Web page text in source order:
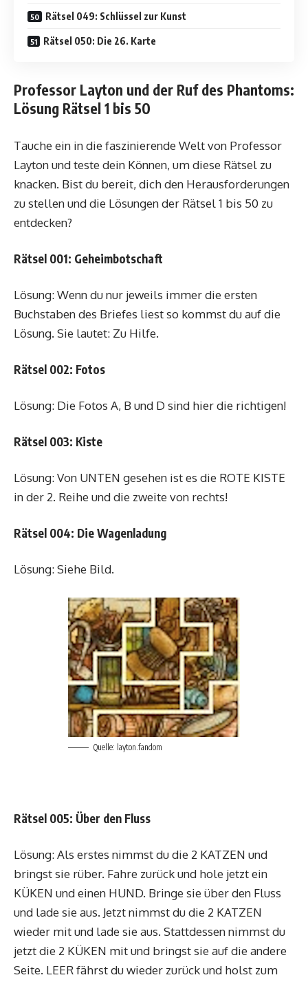
Rätsel 049: Schlüssel zur Kunst
Rätsel 050: Die 26. Karte
Professor Layton und der Ruf des Phantoms:
Lösung Rätsel 1 bis 50
Tauche ein in die faszinierende Welt von Professor
Layton und teste dein Können, um diese Rätsel zu
knacken. Bist du bereit, dich den Herausforderungen
zu stellen und die Lösungen der Rätsel 1 bis 50 zu
entdecken?
Rätsel 001: Geheimbotschaft
Lösung: Wenn du nur jeweils immer die ersten
Buchstaben des Briefes liest so kommst du auf die
Lösung. Sie lautet: Zu Hilfe.
Rätsel 002: Fotos
Lösung: Die Fotos A, B und D sind hier die richtigen!
Rätsel 003: Kiste
Lösung: Von UNTEN gesehen ist es die ROTE KISTE
in der 2. Reihe und die zweite von rechts!
Rätsel 004: Die Wagenladung
Lösung: Siehe Bild.
Quelle: layton.fandom
Rätsel 005: Über den Fluss
Lösung: Als erstes nimmst du die 2 KATZEN und
bringst sie rüber. Fahre zurück und hole jetzt ein
KÜKEN und einen HUND. Bringe sie über den Fluss
und lade sie aus. Jetzt nimmst du die 2 KATZEN
wieder mit und lade sie aus. Stattdessen nimmst du
jetzt die 2 KÜKEN mit und bringst sie auf die andere
Seite. LEER fährst du wieder zurück und holst zum